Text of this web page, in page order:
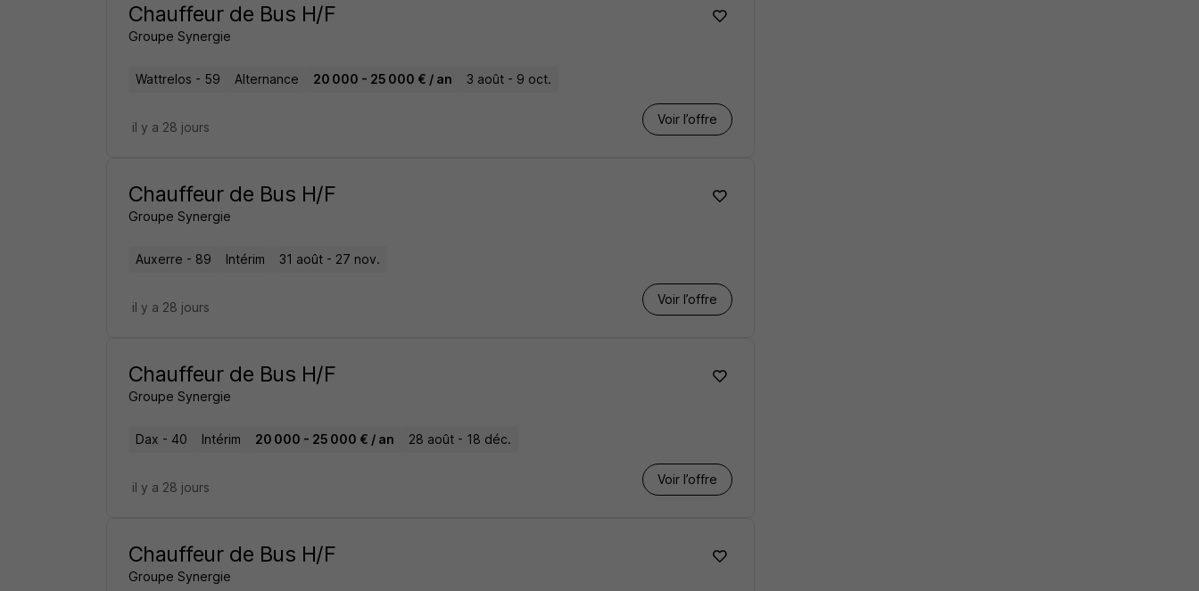
Chauffeur de Bus H/F
Groupe Synergie
Wattrelos - 59 Alternance 20 000 - 25 000 € / an 3 août - 9 oct.
Voir l’offre
il y a 28 jours
Chauffeur de Bus H/F
Groupe Synergie
Auxerre - 89 Intérim 31 août - 27 nov.
Voir l’offre
il y a 28 jours
Chauffeur de Bus H/F
Groupe Synergie
Dax - 40 Intérim 20 000 - 25 000 € / an 28 août - 18 déc.
Voir l’offre
il y a 28 jours
Chauffeur de Bus H/F
Groupe Synergie